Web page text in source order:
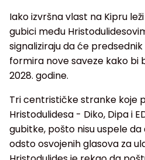
Iako izvršna vlast na Kipru
gubici među
signaliziraju da će
formira nove saveze kako bi
2028. godine.
Tri centrističke stranke koje
Hristodulidesa - Diko, Dipa i
gubitke, pošto nisu uspele
odsto osvojenih glasova za